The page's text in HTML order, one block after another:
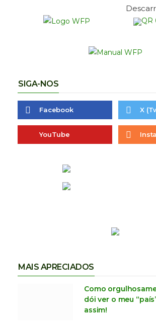
SIGA-NOS
Facebook X
YouTube
MAIS APRECIADOS
Como
dói ver o meu
assim!